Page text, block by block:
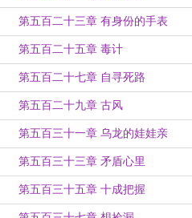
第五百二十三章 有身份的手表
第五百二十五章 毒计
第五百二十七章 自寻死路
第五百二十九章 古风
第五百三十一章 乌龙的娃娃亲
第五百三十三章 矛盾心里
第五百三十五章 十成把握